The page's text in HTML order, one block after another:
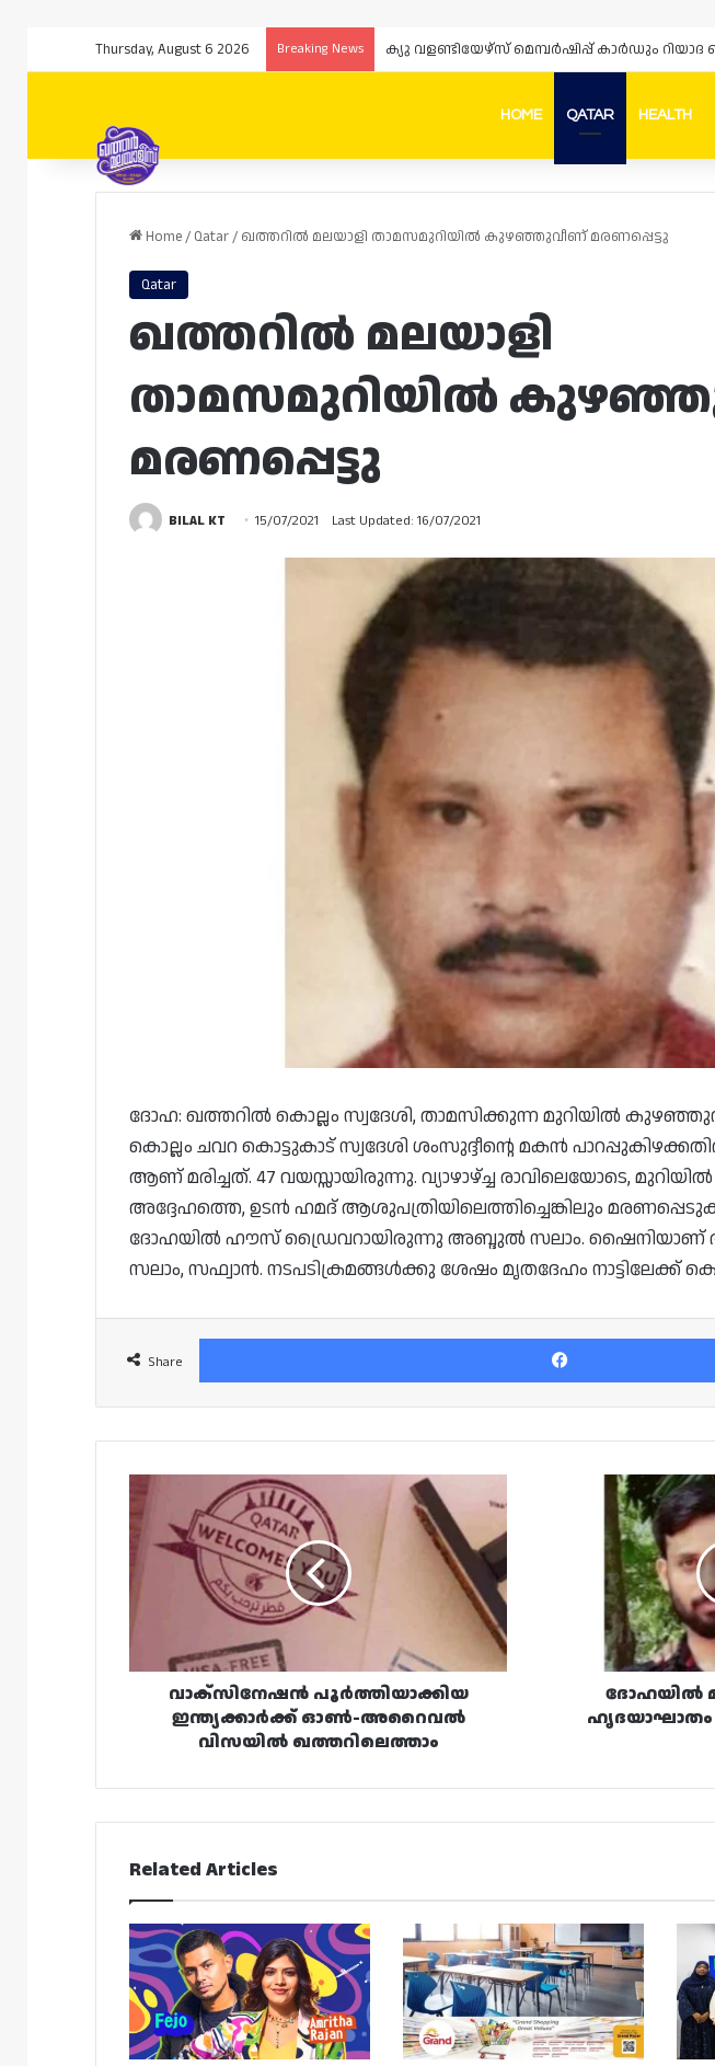
Thursday, August 6 2026 Breaking News ക്യു വളണ്ടിയേഴ്‌സ് മെമ്പർഷിപ്പ് കാർഡും
HOME QATAR HEALTH
Home/ Qatar/ ഖത്തറിൽ മലയാളി താമസമുറിയിൽ കുഴഞ്ഞുവീണ് മരണപ്പെട്ടു
Qatar
ഖത്തറിൽ മലയാളി
താമസമുറിയിൽ
മരണപ്പെട്ടു
BILAL KT 15/07/2021 Last Updated: 16/07/2021
ദോഹ: ഖത്തറില്‍ കൊല്ലം സ്വദേശി, താമസിക്കുന്ന മുറിയിൽ
കൊല്ലം ചവറ കൊട്ടുകാട് സ്വദേശി ശംസുദ്ദീന്റെ മകന്‍
ആണ് മരിച്ചത്. 47 വയസ്സായിരുന്നു. വ്യാഴാഴ്ച്ച രാവിലെയോടെ,
അദ്ദേഹത്തെ, ഉടന്‍ ഹമദ് ആശുപത്രിയിലെത്തിച്ചെങ്കിലും
ദോഹയിൽ ഹൗസ് ഡ്രൈവറായിരുന്നു അബ്ദുൽ സലാം. ഷൈനിയാണ്
സലാം, സഫ്വാന്‍. നടപടിക്രമങ്ങള്‍ക്കു ശേഷം മൃതദേഹം
Share
വാക്സിനേഷൻ
പൂർത്തിയാക്കിയ
ഇന്ത്യക്കാർക്ക്
ഓൺ-
അറൈവൽ
ഖത്തറിലെത്താം
വാക്സിനേഷൻ പൂർത്തിയാക്കിയ
ഇന്ത്യക്കാർക്ക് ഓൺ-അറൈവൽ
വിസയിൽ ഖത്തറിലെത്താം
ഹൃദയാഘാതം
മരണപ്പെട്ടു
ദോഹയിൽ
ഹൃദയാഘാതം
Related Articles